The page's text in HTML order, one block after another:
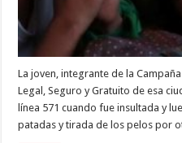
LEGAL
La joven, integrante de la
Legal, Seguro y Gratuito de esa
línea 571 cuando fue insultada y
patadas y tirada de los pelos por